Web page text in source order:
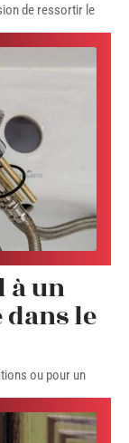
de ressortir le
à un
le
ou pour un